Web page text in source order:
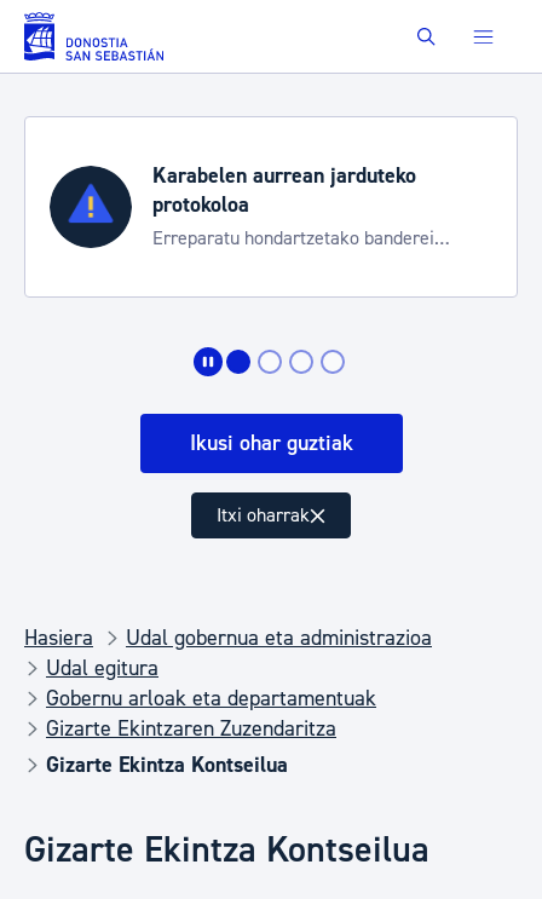
Eduki nagusira joan Buscar
Karabelen aurrean jarduteko
protokoloa
Erreparatu hondartzetako banderei
Ikusi ohar guztiak
Itxi oharrak
Hasiera
Udal gobernua eta administrazioa
Udal egitura
Gobernu arloak eta departamentuak
Gizarte Ekintzaren Zuzendaritza
Gizarte Ekintza Kontseilua
Gizarte Ekintza Kontseilua